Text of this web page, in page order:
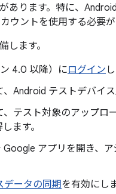
あります。特に、
ウントを使用する必要
します。
4.0 以降）にログイン
Android テストデバイ
テスト対象のアップロ
ます。
アプリを開き、
データの同期を有効にしま